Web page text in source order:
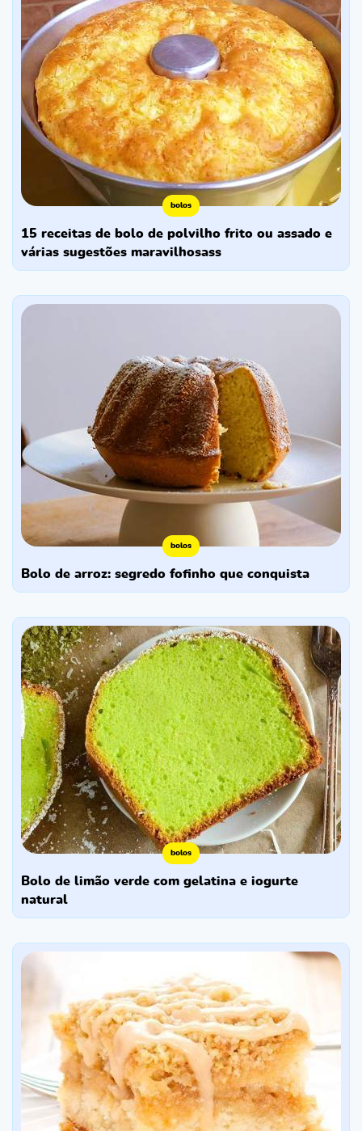
bolos
15 receitas de bolo de polvilho frito ou assado e
várias sugestões maravilhosass
bolos
bolo de arroz: segredo fofinho que conquista
bolos
bolo de limão verde com gelatina e iogurte
natural